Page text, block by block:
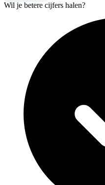
Wil je betere cijfers halen?